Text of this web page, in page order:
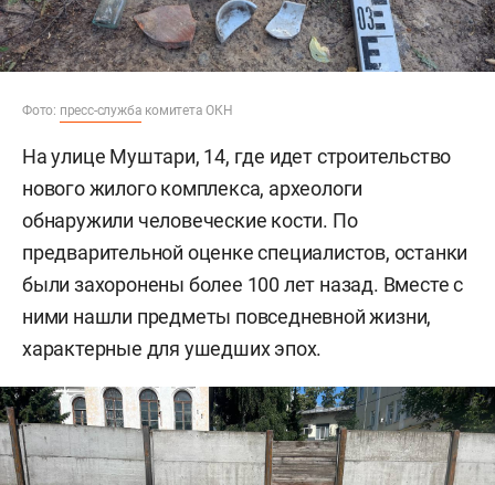
Фото: пресс-служба комитета ОКН
На улице Муштари, 14, где идет строительство
нового жилого комплекса, археологи
обнаружили человеческие кости. По
предварительной оценке специалистов, останки
были захоронены более 100 лет назад. Вместе с
ними нашли предметы повседневной жизни,
характерные для ушедших эпох.